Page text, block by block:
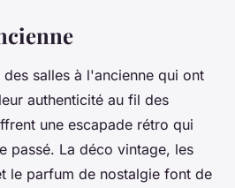
salles à l'ancienne qui ont
authenticité au fil des
une escapade rétro qui
passé. La déco vintage, les
le parfum de nostalgie font de